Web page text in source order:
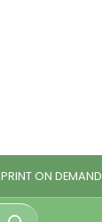
PRINT ON DEMAND